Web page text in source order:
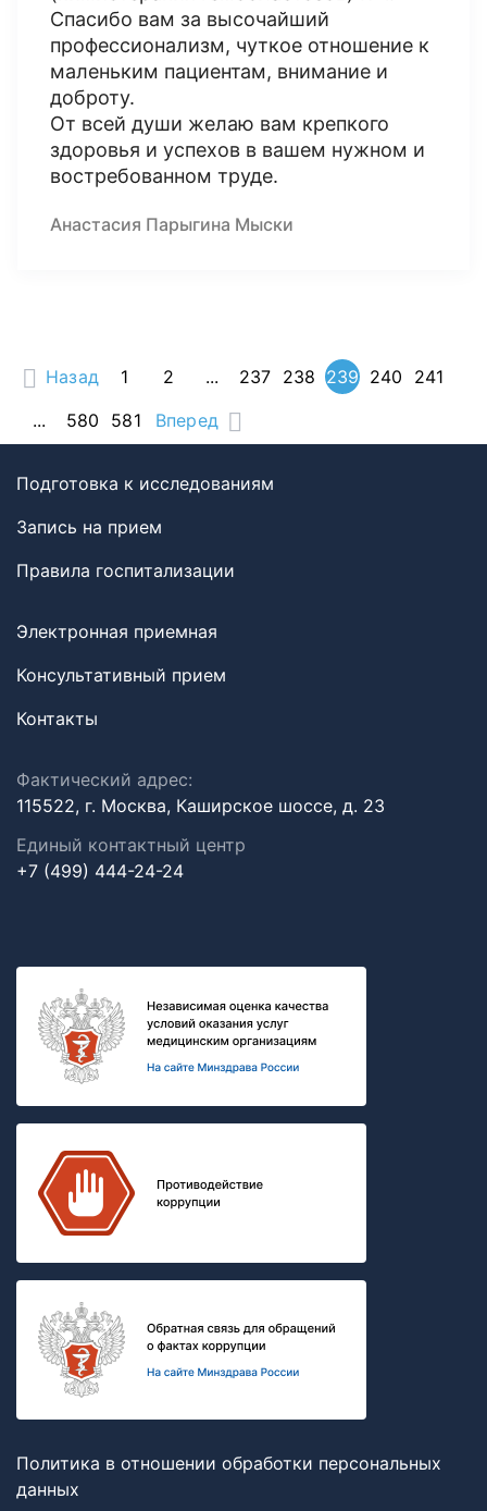
Спасибо вам за высочайший
профессионализм, чуткое отношение к
маленьким пациентам, внимание и
доброту.
От всей души желаю вам крепкого
здоровья и успехов в вашем нужном и
востребованном труде.
Анастасия Парыгина Мыски
Назад 1 2 ... 237 238 239 240
241
...
580 581 Вперед
Подготовка к исследованиям
Запись на прием
Правила госпитализации
Электронная приемная
Консультативный прием
Контакты
Фактический адрес:
115522, г. Москва, Каширское шоссе, д. 23
Единый контактный центр
+7 (499) 444-24-24
Политика в отношении обработки персональных
данных